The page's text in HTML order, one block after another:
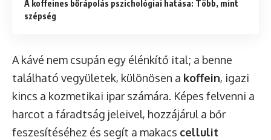
A koffeines bőrápolás pszichológiai hatása: Több, mint
szépség
A kávé nem csupán egy élénkítő ital; a benne
található vegyületek, különösen a koffein, igazi
kincs a kozmetikai ipar számára. Képes felvenni a
harcot a fáradtság jeleivel, hozzájárul a bőr
feszesítéséhez és segít a makacs cellulit